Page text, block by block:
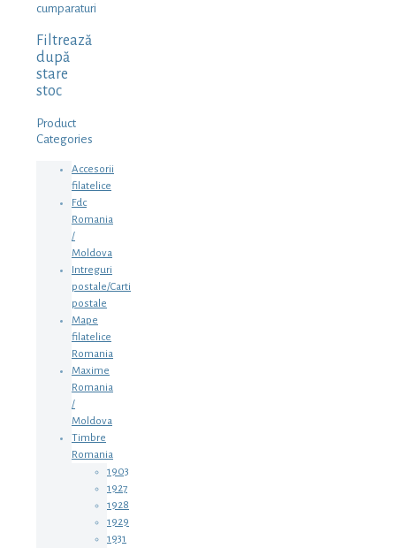
cumparaturi
Filtrează
după
stare
stoc
Product
Categories
Accesorii
filatelice
Fdc
Romania
/
Moldova
Intreguri
postale/Carti
postale
Mape
filatelice
Romania
Maxime
Romania
/
Moldova
Timbre
Romania
1903
1927
1928
1929
1931